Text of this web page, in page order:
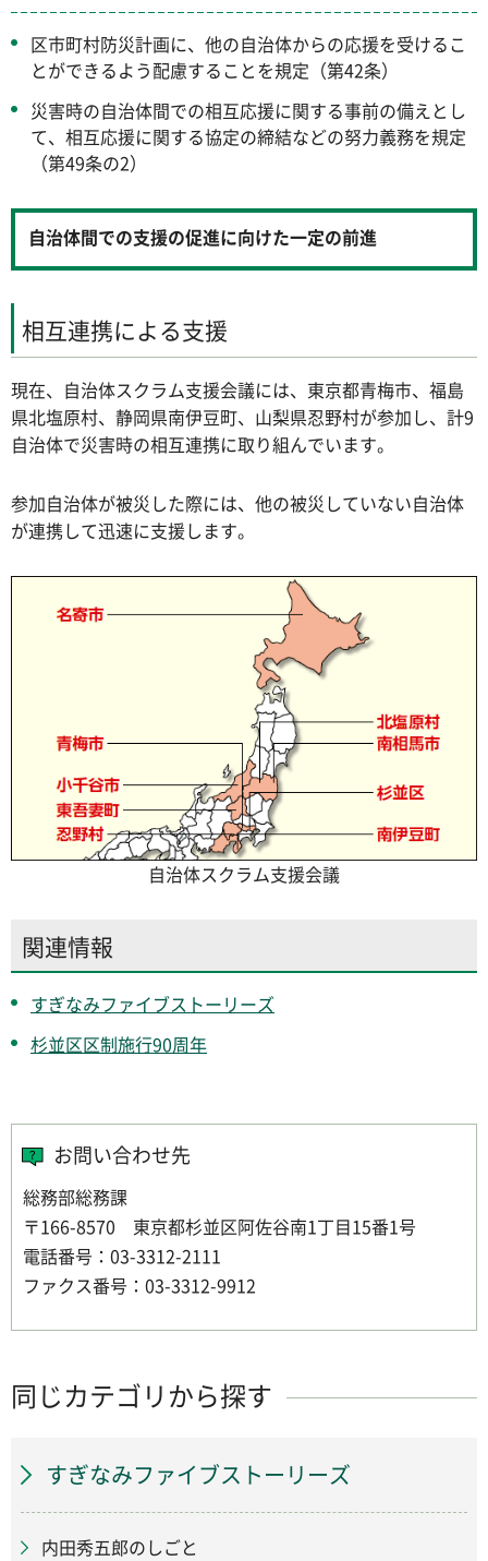
区市町村防災計画に、他の自治体からの応援を受けるこ
とができるよう配慮することを規定（第42条）
災害時の自治体間での相互応援に関する事前の備えとし
て、相互応援に関する協定の締結などの努力義務を規定
（第49条の2）
自治体間での支援の促進に向けた一定の前進
相互連携による支援
現在、自治体スクラム支援会議には、東京都青梅市、福島
県北塩原村、静岡県南伊豆町、山梨県忍野村が参加し、計9
自治体で災害時の相互連携に取り組んでいます。
参加自治体が被災した際には、他の被災していない自治体
が連携して迅速に支援します。
自治体スクラム支援会議
関連情報
すぎなみファイブストーリーズ
杉並区区制施行90周年
お問い合わせ先
総務部総務課
〒166-8570 東京都杉並区阿佐谷南1丁目15番1号
電話番号：03-3312-2111
ファクス番号：03-3312-9912
同じカテゴリから探す
すぎなみファイブストーリーズ
内田秀五郎のしごと